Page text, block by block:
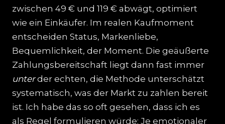
zwischen 49 € und 119 € abwägt, optimiert
wie ein Einkäufer. Im realen Kaufmoment
entscheiden Status, Markenliebe,
Bequemlichkeit, der Moment. Die geäußerte
Zahlungsbereitschaft liegt dann fast immer
unterder echten, die Methode unterschätzt
systematisch, was der Markt zu zahlen bereit
ist. Ich habe das so oft gesehen, dass ich es
als Regel formulieren würde: Je emotionaler